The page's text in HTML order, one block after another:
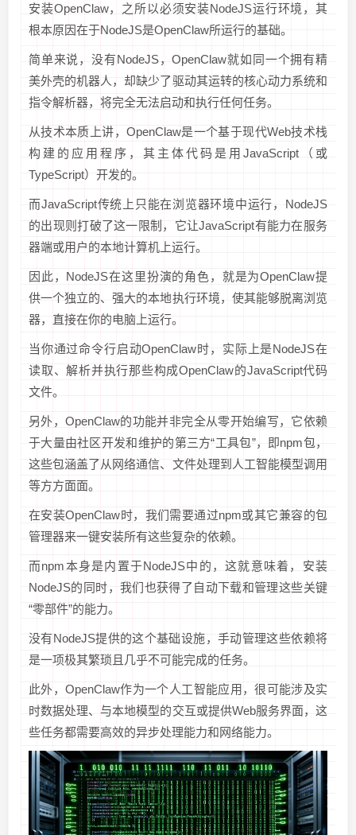
安装OpenClaw，之所以必须安装NodeJS运行环境，其
根本原因在于NodeJS是OpenClaw所运行的基础。
简单来说，没有NodeJS，OpenClaw就如同一个拥有精
美外壳的机器人，却缺少了驱动其运转的核心动力系统和
指令解析器，将完全无法启动和执行任何任务。
从技术本质上讲，OpenClaw是一个基于现代Web技术栈
构建的应用程序，其主体代码是用JavaScript（或
TypeScript）开发的。
而JavaScript传统上只能在浏览器环境中运行，NodeJS
的出现则打破了这一限制，它让JavaScript有能力在服务
器端或用户的本地计算机上运行。
因此，NodeJS在这里扮演的角色，就是为OpenClaw提
供一个独立的、强大的本地执行环境，使其能够脱离浏览
器，直接在你的电脑上运行。
当你通过命令行启动OpenClaw时，实际上是NodeJS在
读取、解析并执行那些构成OpenClaw的JavaScript代码
文件。
另外，OpenClaw的功能并非完全从零开始编写，它依赖
于大量由社区开发和维护的第三方“工具包”，即npm包，
这些包涵盖了从网络通信、文件处理到人工智能模型调用
等方方面面。
在安装OpenClaw时，我们需要通过npm或其它兼容的包
管理器来一键安装所有这些复杂的依赖。
而npm本身是内置于NodeJS中的，这就意味着，安装
NodeJS的同时，我们也获得了自动下载和管理这些关键
“零部件”的能力。
没有NodeJS提供的这个基础设施，手动管理这些依赖将
是一项极其繁琐且几乎不可能完成的任务。
此外，OpenClaw作为一个人工智能应用，很可能涉及实
时数据处理、与本地模型的交互或提供Web服务界面，这
些任务都需要高效的异步处理能力和网络能力。